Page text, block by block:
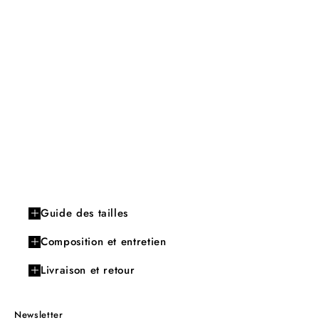
Guide des tailles
Composition et entretien
Livraison et retour
Newsletter